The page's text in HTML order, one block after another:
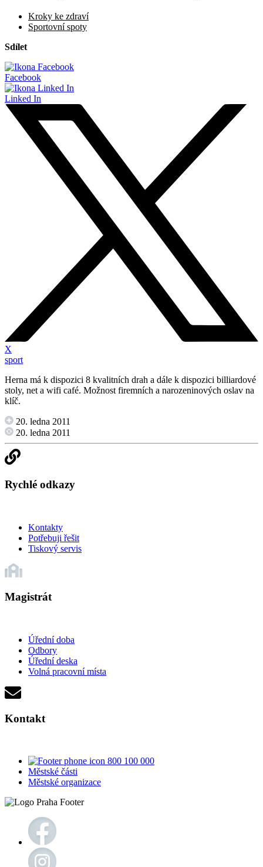
Kroky ke zdraví
Sportovní spoty
Sdílet
Facebook
Linked In
X
sport
Herna má k dispozici 8 kvalitních drah a dále k dispozici billiardové
stoly, net a wifi café. Možnost firemních a narozeninových oslav na
klíč.
20. ledna 2011
20. ledna 2011
Rychlé odkazy
Kontakty
Potřebuji řešit
Tiskový servis
Magistrát
Úřední doba
Odbory
Úřední deska
Volná pracovní místa
Kontakt
800 100 000
Městské části
Městské organizace